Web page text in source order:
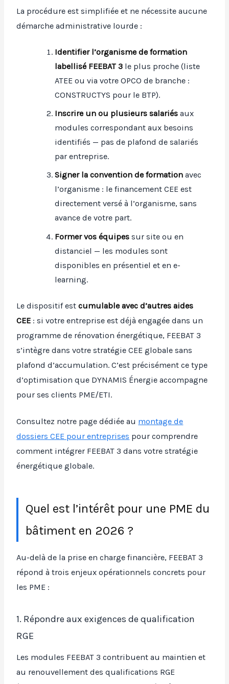
La procédure est simplifiée et ne nécessite aucune
démarche administrative lourde :
Identifier l’organisme de formation
labellisé FEEBAT 3 le plus proche (liste
ATEE ou via votre OPCO de branche :
CONSTRUCTYS pour le BTP).
Inscrire un ou plusieurs salariés aux
modules correspondant aux besoins
identifiés — pas de plafond de salariés
par entreprise.
Signer la convention de formation avec
l’organisme : le financement CEE est
directement versé à l’organisme, sans
avance de votre part.
Former vos équipes sur site ou en
distanciel — les modules sont
disponibles en présentiel et en e-
learning.
Le dispositif estcumulable avec d’autres aides
CEE : si votre entreprise est déjà engagée dans un
programme de rénovation énergétique, FEEBAT 3
s’intègre dans votre stratégie CEE globale sans
plafond d’accumulation. C’est précisément ce type
d’optimisation que DYNAMIS Énergie accompagne
pour ses clients PME/ETI.
Consultez notre page dédiée au montage de
dossiers CEE pour entreprises pour comprendre
comment intégrer FEEBAT 3 dans votre stratégie
énergétique globale.
Quel est l’intérêt pour une PME du
bâtiment en 2026 ?
Au-delà de la prise en charge financière, FEEBAT 3
répond à trois enjeux opérationnels concrets pour
les PME :
1. Répondre aux exigences de qualification
RGE
Les modules FEEBAT 3 contribuent au maintien et
au renouvellement des qualifications RGE